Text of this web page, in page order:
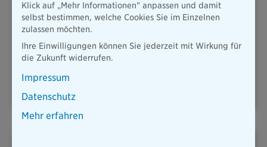
KFZ & MOBILITÄT
Klick auf „Mehr Informationen" anpassen und damit
selbst bestimmen, welche Cookies Sie im Einzelnen
zulassen möchten.
Ihre Einwilligungen können Sie jederzeit mit Wirkung für
die Zukunft widerrufen.
Impressum
Datenschutz
Mehr erfahren